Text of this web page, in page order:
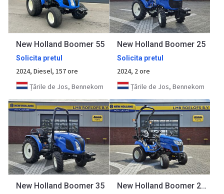
New Holland Boomer 55
Solicita pretul
2024, Diesel, 157 ore
Țările de Jos, Bennekom
New Holland Boomer 25
Solicita pretul
2024, 2 ore
Țările de Jos, Bennekom
New Holland Boomer 35 New Holland Boomer 25 Compact